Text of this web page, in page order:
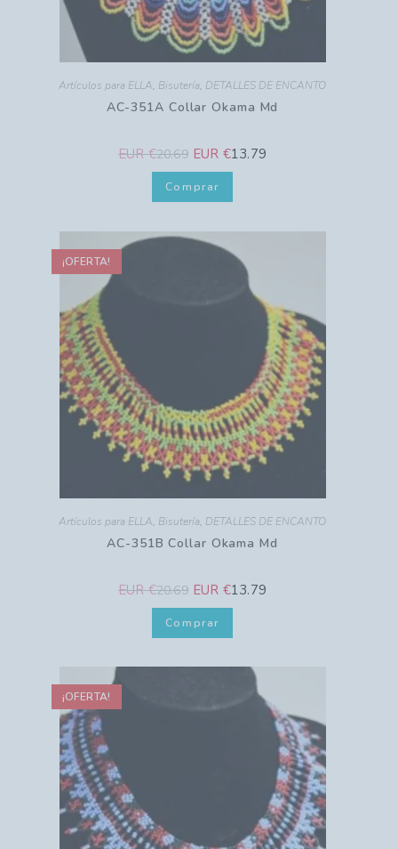
Artículos para ELLA, Bisutería, DETALLES DE ENCANTO
AC-351A Collar Okama Md
EUR €20.69 EUR €13.79
Comprar
¡OFERTA!
Artículos para ELLA, Bisutería, DETALLES DE ENCANTO
AC-351B Collar Okama Md
EUR €20.69 EUR €13.79
Comprar
¡OFERTA!